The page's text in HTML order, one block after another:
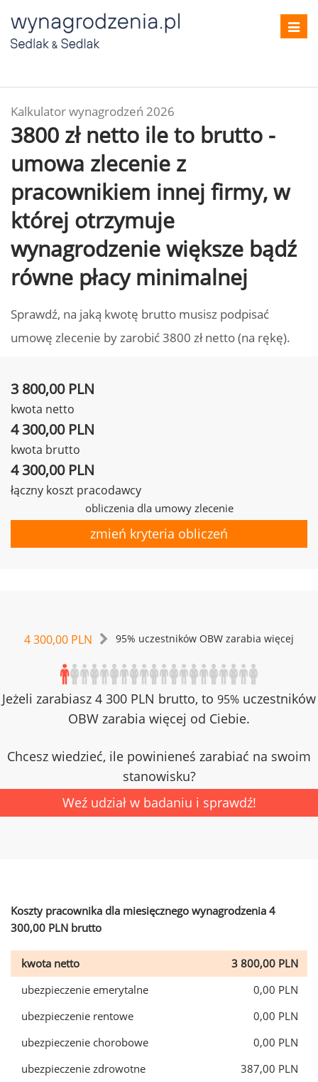
Kalkulator wynagrodzeń 2026
3800 zł netto ile to brutto -
umowa zlecenie z
pracownikiem innej firmy, w
której otrzymuje
wynagrodzenie większe bądź
równe płacy minimalnej
Sprawdź, na jaką kwotę brutto musisz podpisać
umowę zlecenie by zarobić 3800 zł netto (na rękę).
3 800,00 PLN
kwota netto
4 300,00 PLN
kwota brutto
4 300,00 PLN
łączny koszt pracodawcy
obliczenia dla umowy zlecenie
zmień kryteria obliczeń
4 300,00 PLN 95% uczestników OBW zarabia więcej
Jeżeli zarabiasz 4 300 PLN brutto, to 95% uczestników
OBW zarabia więcej od Ciebie.
Chcesz wiedzieć, ile powinieneś zarabiać na swoim
stanowisku?
Weź udział w badaniu i sprawdź!
Koszty pracownika dla miesięcznego wynagrodzenia 4
300,00 PLN brutto
kwota netto
3 800,00 PLN
ubezpieczenie emerytalne
0,00 PLN
ubezpieczenie rentowe
0,00 PLN
ubezpieczenie chorobowe
0,00 PLN
ubezpieczenie zdrowotne
387,00 PLN